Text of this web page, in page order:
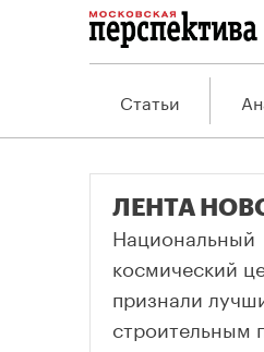
Статьи
ЛЕНТА
Национальный
космический
признали
строительным